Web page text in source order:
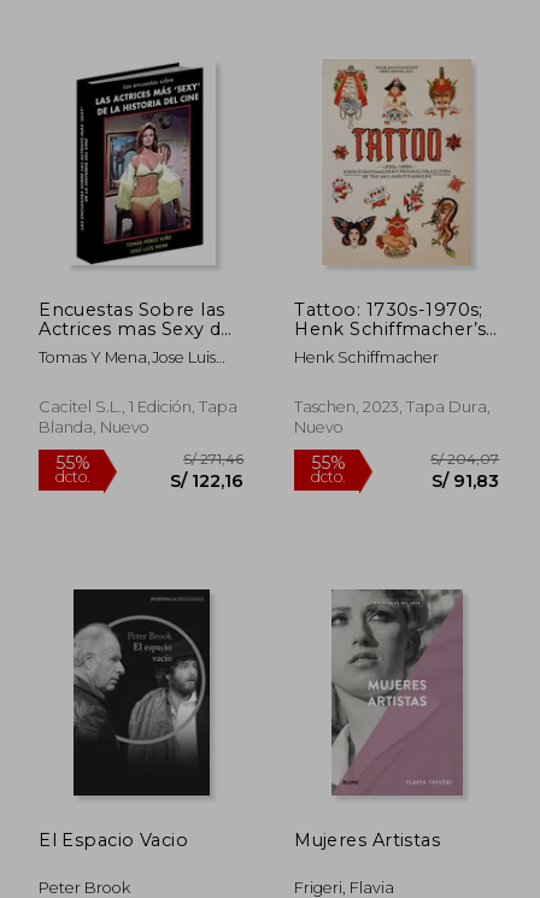
dcto. S/ 110,66
55%
dcto.
Encuestas Sobre las
Actrices mas Sexy del
Cine, las
Tomas Y Mena,Jose Luis
Cacitel S.L., 1 Edición, Tapa
Blanda, Nuevo
Tattoo: 1730s-1970s;
Henk Schiffmacher’s
Private Collection of
the Art and Its
Henk Schiffmacher
Taschen, 2023, Tapa Dura,
Nuevo
El Espacio Vacio
Peter Brook
Mujeres Artistas
Frigeri, Flavia